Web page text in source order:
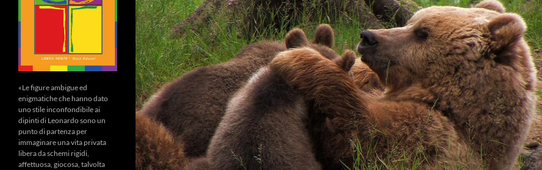
«Le figure ambigue ed
enigmatiche che hanno dato
uno stile inconfondibile ai
dipinti di Leonardo sono un
punto di partenza per
immaginare una vita privata
libera da schemi rigidi,
affettuosa, giocosa, talvolta